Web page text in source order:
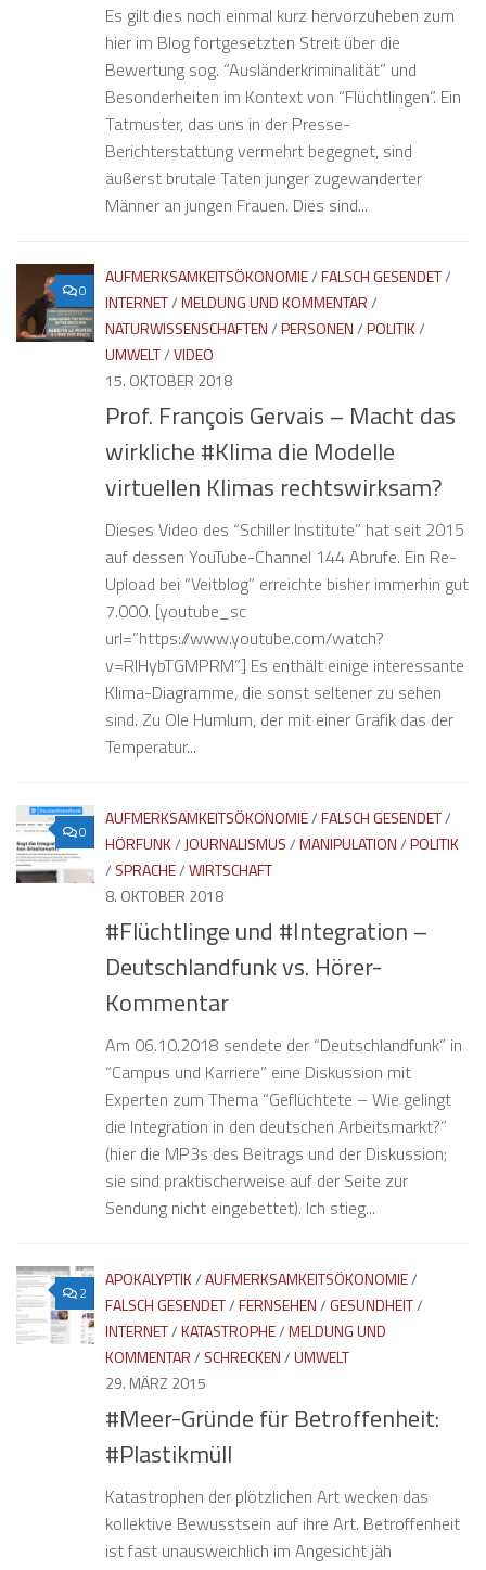
Es gilt dies noch einmal kurz hervorzuheben zum
hier im Blog fortgesetzten Streit über die
Bewertung sog. “Ausländerkriminalität” und
Besonderheiten im Kontext von “Flüchtlingen”. Ein
Tatmuster, das uns in der Presse-
Berichterstattung vermehrt begegnet, sind
äußerst brutale Taten junger zugewanderter
Männer an jungen Frauen. Dies sind...
0
AUFMERKSAMKEITSÖKONOMIE/FALSCH GESENDET/
INTERNET/MELDUNG UND KOMMENTAR/
NATURWISSENSCHAFTEN/PERSONEN/POLITIK/
UMWELT/VIDEO
15. OKTOBER 2018
Prof. François Gervais – Macht das
wirkliche #Klima die Modelle
virtuellen Klimas rechtswirksam?
Dieses Video des “Schiller Institute” hat seit 2015
auf dessen YouTube-Channel 144 Abrufe. Ein Re-
Upload bei “Veitblog” erreichte bisher immerhin gut
7.000. [youtube_sc
url=”https://www.youtube.com/watch?
v=RlHybTGMPRM”] Es enthält einige interessante
Klima-Diagramme, die sonst seltener zu sehen
sind. Zu Ole Humlum, der mit einer Grafik das der
Temperatur...
0
AUFMERKSAMKEITSÖKONOMIE/FALSCH GESENDET/
HÖRFUNK/ JOURNALISMUS/MANIPULATION/POLITIK
/ SPRACHE/WIRTSCHAFT
8. OKTOBER 2018
#Flüchtlinge und #Integration –
Deutschlandfunk vs. Hörer-
Kommentar
Am 06.10.2018 sendete der “Deutschlandfunk” in
“Campus und Karriere” eine Diskussion mit
Experten zum Thema “Geflüchtete – Wie gelingt
die Integration in den deutschen Arbeitsmarkt?”
(hier die MP3s des Beitrags und der Diskussion;
sie sind praktischerweise auf der Seite zur
Sendung nicht eingebettet). Ich stieg...
2
APOKALYPTIK/AUFMERKSAMKEITSÖKONOMIE/
FALSCH GESENDET/FERNSEHEN/GESUNDHEIT/
INTERNET/KATASTROPHE/MELDUNG UND
KOMMENTAR/ SCHRECKEN/UMWELT
29. MÄRZ 2015
#Meer-Gründe für Betroffenheit:
#Plastikmüll
Katastrophen der plötzlichen Art wecken das
kollektive Bewusstsein auf ihre Art. Betroffenheit
ist fast unausweichlich im Angesicht jäh